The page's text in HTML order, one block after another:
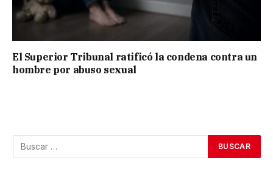
El Superior Tribunal ratificó la condena contra un
hombre por abuso sexual